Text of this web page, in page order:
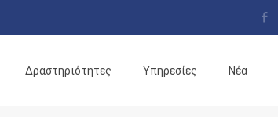
Δραστηριότητες Υπηρεσίες Νέα